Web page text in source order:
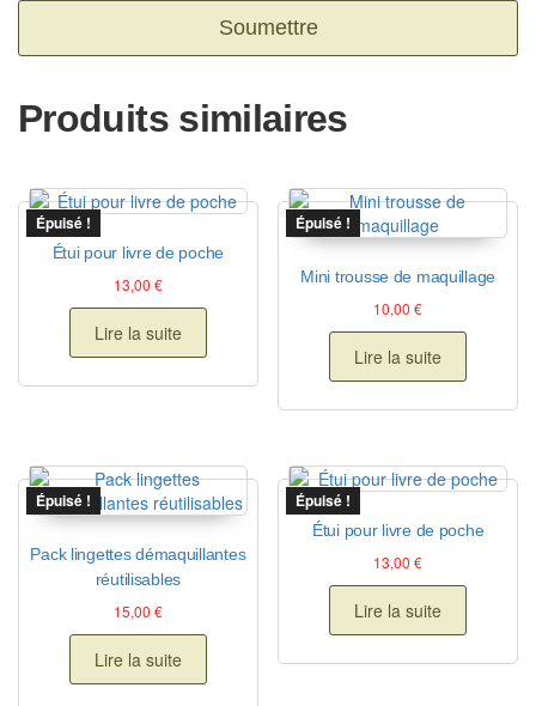
Produits similaires
Épuisé !
Étui pour livre de poche
13,00 €
Lire la suite
Épuisé !
Mini trousse de maquillage
10,00€
Lire la suite
Épuisé !
Pack lingettes démaquillantes
réutilisables
15,00 €
Lire la suite
Épuisé !
Étui pour livre de poche
13,00€
Lire la suite